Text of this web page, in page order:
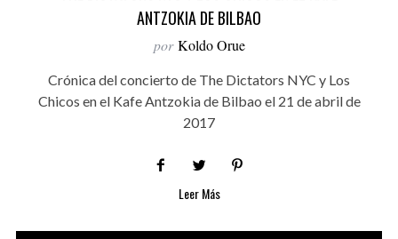
ANTZOKIA DE BILBAO
por Koldo Orue
Crónica del concierto de The Dictators NYC y Los
Chicos en el Kafe Antzokia de Bilbao el 21 de abril de
2017
Leer Más